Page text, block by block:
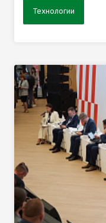
Технологии